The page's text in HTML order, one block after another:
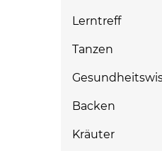
Lerntreff
Tanzen
Backen
Kräuter